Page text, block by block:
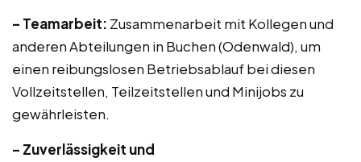
– Teamarbeit: Zusammenarbeit mit Kollegen und
anderen Abteilungen in Buchen (Odenwald), um
einen reibungslosen Betriebsablauf bei diesen
Vollzeitstellen, Teilzeitstellen und Minijobs zu
gewährleisten.
– Zuverlässigkeit und